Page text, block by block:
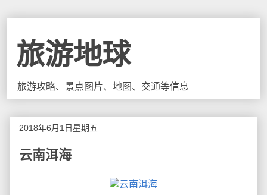
旅游地球
旅游攻略、景点图片、地图、交通等信息
2018年6月1日星期五
云南洱海